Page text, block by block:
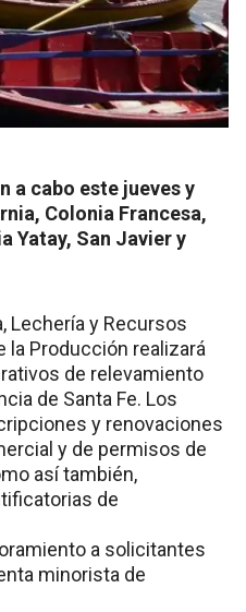
a cabo este jueves y
Colonia Francesa,
Yatay, San Javier y
Lechería y Recursos
la Producción realizará
de relevamiento
de Santa Fe. Los
y renovaciones
y de permisos de
así también,
de
a solicitantes
minorista de